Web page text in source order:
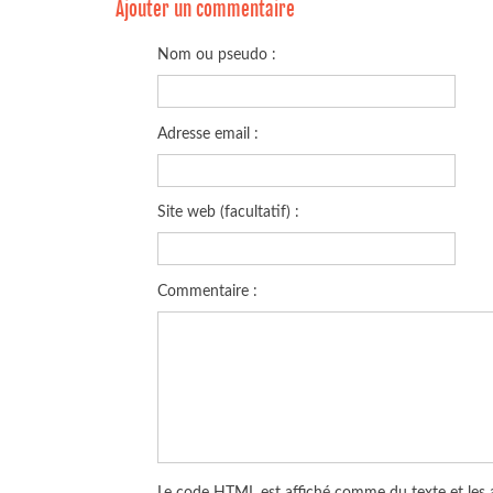
Ajouter un commentaire
Nom ou pseudo :
Adresse email :
Site web (facultatif) :
Commentaire :